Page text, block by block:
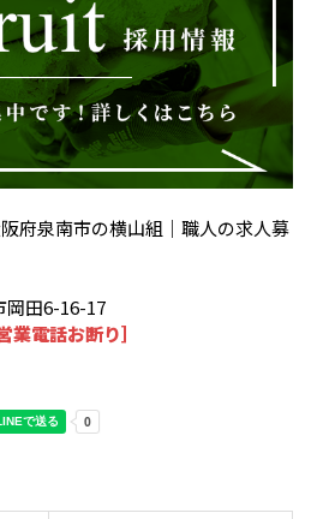
府泉南市の横山組｜職人の求人募
岡田6-16-17
営業電話お断り］